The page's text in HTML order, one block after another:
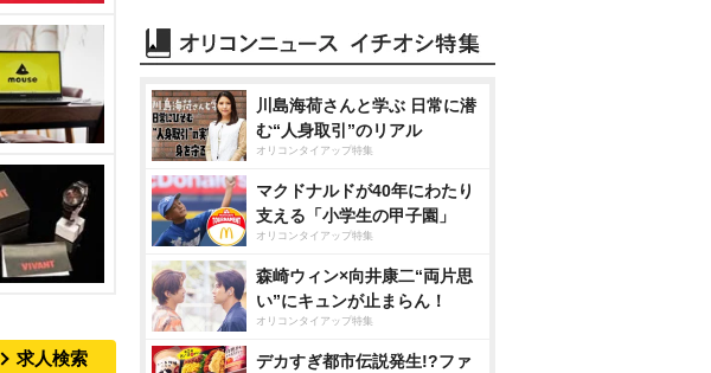
求人検索
川島海荷さんと学ぶ 日常に潜
む“人身取引”のリアル
オリコンタイアップ特集
マクドナルドが40年にわたり
支える「小学生の甲子園」
オリコンタイアップ特集
森崎ウィン×向井康二“両片思
い”にキュンが止まらん！
オリコンタイアップ特集
デカすぎ都市伝説発生!?ファ